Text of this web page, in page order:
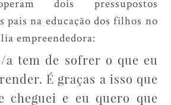
pais na educação dos filhos no
empreendedora:
a tem de sofrer o que eu
É graças a isso que
cheguei e eu quero que